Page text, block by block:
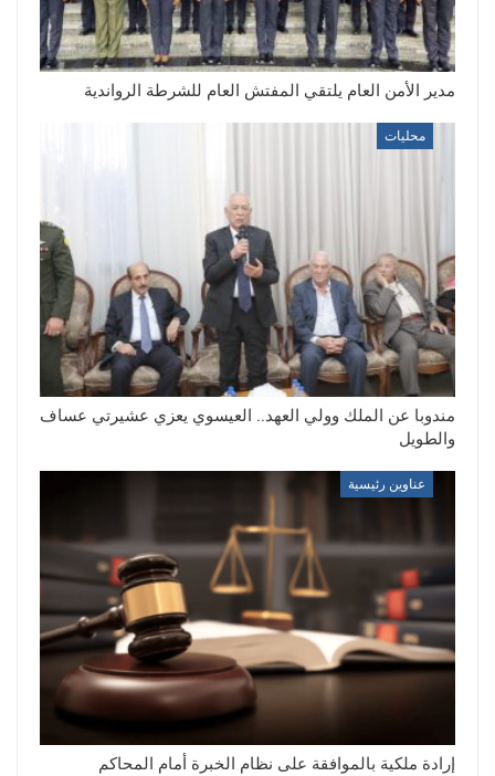
مدير الأمن العام يلتقي المفتش العام للشرطة الرواندية
محليات
مندوبا عن الملك وولي العهد.. العيسوي يعزي عشيرتي عساف
والطويل
عناوين رئيسية
إرادة ملكية بالموافقة على نظام الخبرة أمام المحاكم